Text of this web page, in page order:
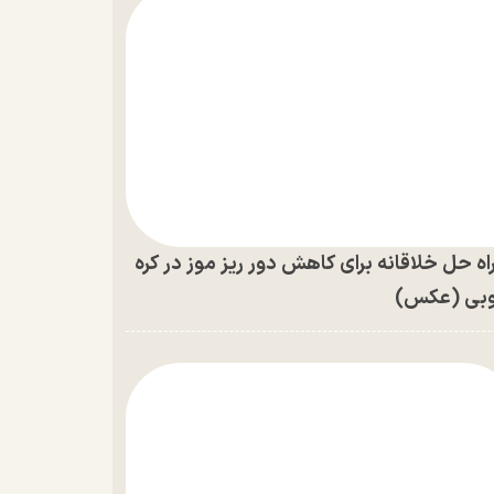
راه حل خلاقانه برای کاهش دور ریز موز در کره
(عکس)